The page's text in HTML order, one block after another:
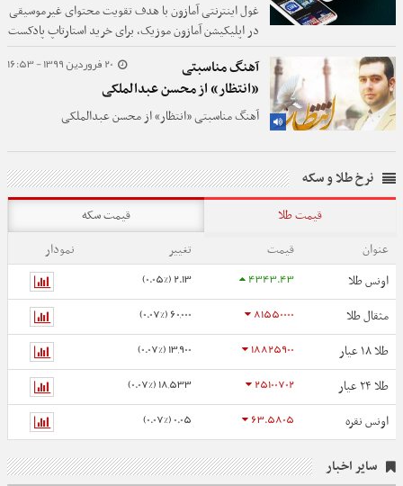
غول اینترنتی آمازون با هدف تقویت محتوای غیرموسیقی
در اپلیکیشن آمازون موزیک، برای خرید استارتاپ پادکست
واندری به توافق رسید.
20 فروردین 1399 - 16:53
آهنگ مناسبتی
«انتظار» از محسن عبدالملکی
آهنگ مناسبتی «انتظار» از محسن عبدالملکی
نرخ طلا و سکه
قیمت طلا
قیمت سکه
عنوان
قیمت تغییر
نمودار
اونس طلا
4343.43
2.13 (0.05%)
مثقال طلا 81550000
60,000 (0.07%)
طلا ۱۸ عیار 18825900
13,900 (0.07%)
طلا ۲۴ عیار 25100702
18,533 (0.07%)
اونس نقره 63.5805
0.05 (0.07%)
سایر اخبار